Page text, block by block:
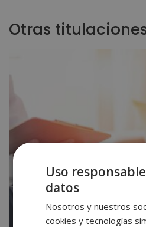
Otras
Uso
datos
Nosotros y nuestros
cookies y tecnologías